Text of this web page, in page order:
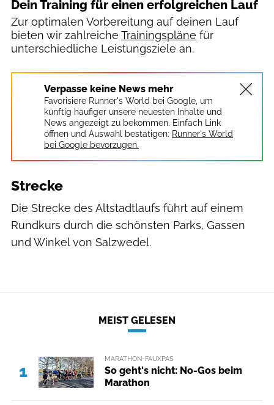
Dein Training für einen erfolgreichen Lauf
Zur optimalen Vorbereitung auf deinen Lauf
bieten wir zahlreiche Trainingspläne für
unterschiedliche Leistungsziele an.
Verpasse keine News mehr
Favorisiere Runner's World bei Google, um
künftig häufiger unsere neuesten Inhalte und
News angezeigt zu bekommen. Einfach Link
öffnen und Auswahl bestätigen: Runner's World
bei Google bevorzugen.
Strecke
Die Strecke des Altstadtlaufs führt auf einem
Rundkurs durch die schönsten Parks, Gassen
und Winkel von Salzwedel.
MEIST GELESEN
1
MARATHON-FAUXPAS
So geht's nicht: No-Gos beim
Marathon